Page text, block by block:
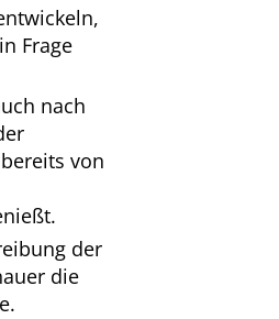
Frage
nach
von
der
die